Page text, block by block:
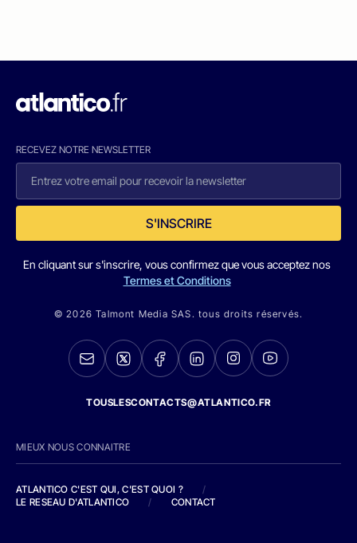
RECEVEZ NOTRE NEWSLETTER
S'INSCRIRE
En cliquant sur s'inscrire, vous confirmez que vous acceptez nos
Termes et Conditions
© 2026 Talmont Media SAS. tous droits réservés.
TOUSLESCONTACTS@ATLANTICO.FR
MIEUX NOUS CONNAITRE
ATLANTICO C'EST QUI, C'EST QUOI ?
/
LE RESEAU D'ATLANTICO
/ CONTACT